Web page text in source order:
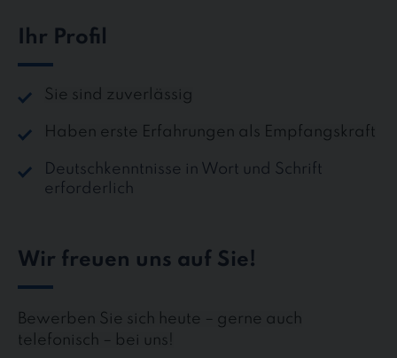
Ihr Profil
Sie sind zuverlässig
Haben erste Erfahrungen als Empfangskraft
Deutschkenntnisse in Wort und Schrift
erforderlich
Wir freuen uns auf Sie!
Bewerben Sie sich heute – gerne auch
telefonisch – bei uns!